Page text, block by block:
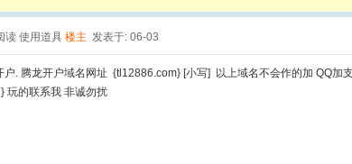
读 使用道具 楼主 发表于: 06-03
户. 腾龙开户域名网址 {tl12886.com} [小写] 以上域名不会作的加
玩的联系我 非诚勿扰